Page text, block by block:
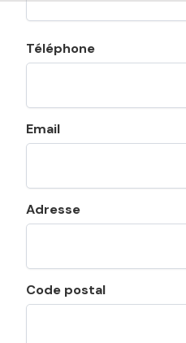
Téléphone
Email
Adresse
Code postal